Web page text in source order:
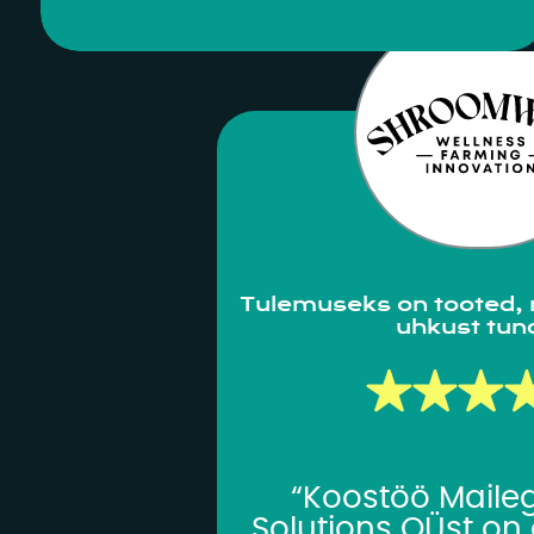
orienteeritud. Soovitan
Tulemuseks on tooted,
uhkust
“Koostöö